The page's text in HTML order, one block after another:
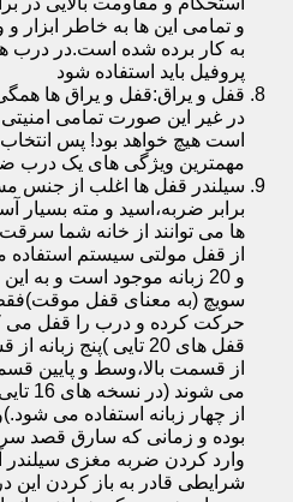
و تمامی این ها به خاطر ابزار
به کار برده شده است.در
پروفیل باید استفاده شود
قفل و یراق:قفل و یراق ها
در غیر این صورت تمامی
است هیچ خواهد بود! پس
مهمترین ویژگی های یک
سیلندر قفل ها اغلب از جنس
برابر ضربه،اسید و مته بسیار
ها می توانند از خانه شما سرقت
و 20 زبانه موجود است و به
سویچ (به معنای قفل
حرکت کرده و درب را قفل می
قفل های 20 تایی )پنج
از قسمت بالا،وسط و پایین
می
از چهار زبانه استفاده می
بوده و زمانی که سارق قصد
وارد کردن ضربه مغزی سیلندر
شرایطی قادر به باز کردن این